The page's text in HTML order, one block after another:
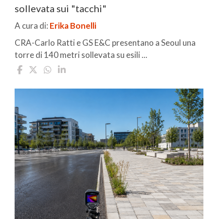
sollevata sui "tacchi"
A cura di: Erika Bonelli
CRA-Carlo Ratti e GS E&C presentano a Seoul una
torre di 140 metri sollevata su esili ...